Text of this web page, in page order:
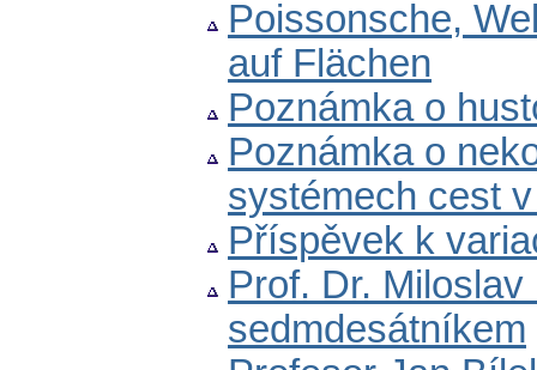
Poissonsche,
auf Flächen
Poznámka o
Poznámka o
systémech cest
Příspěvek k
Prof. Dr.
sedmdesátníkem